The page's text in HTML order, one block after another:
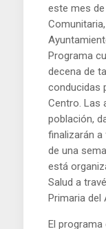
este mes
Programa
decena de
conducidas
Centro. Las
población,
finalizarán
de una
está
Salud a
Primaria del
El